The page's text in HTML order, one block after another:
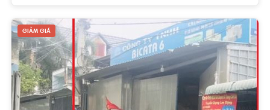
GIẢM GIÁ